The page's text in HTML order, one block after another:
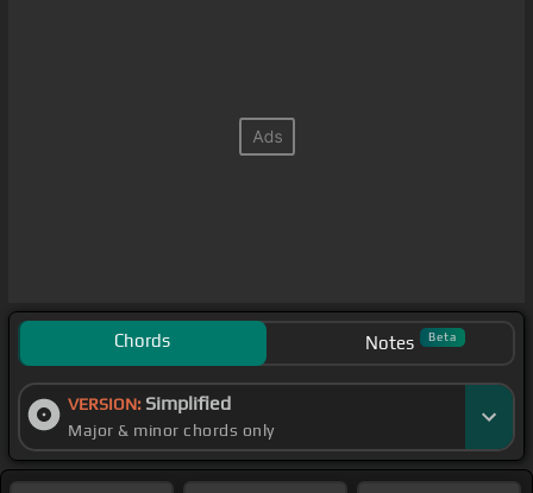
Chords Notes Beta
VERSION: Simplified
Major & minor chords only